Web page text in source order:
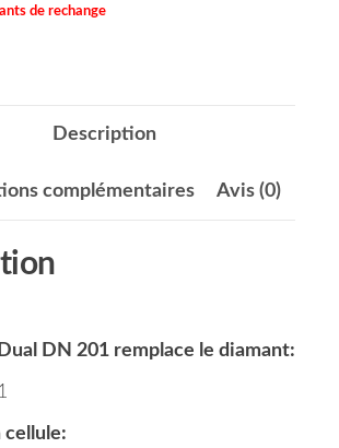
de rechange
Description
complémentaires Avis (0)
DN 201 remplace le diamant:
cellule: